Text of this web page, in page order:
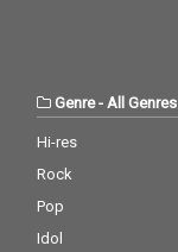
Genre- All Genres
Hi-res
Rock
Pop
Idol